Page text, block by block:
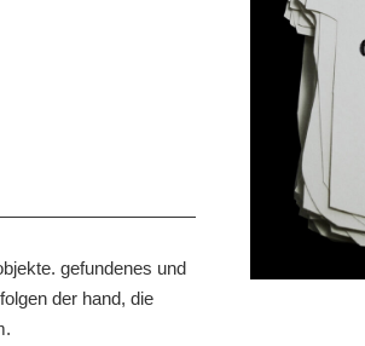
gefundenes und
der hand, die